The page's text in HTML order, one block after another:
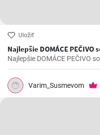
Uložiť
Najlepšie DOMÁCE
Najlepšie DOMÁCE PEČIVO
Varim_Susmevom